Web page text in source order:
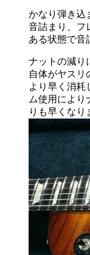
かなり弾き込
音詰まり、フ
ある状態で音
ナットの減り
自体がヤスリ
より早く消耗
ム使用によ
りも早くなり